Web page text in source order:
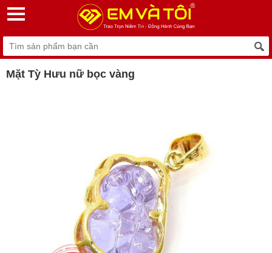
Mặt Tỳ Hưu nữ bọc vàng